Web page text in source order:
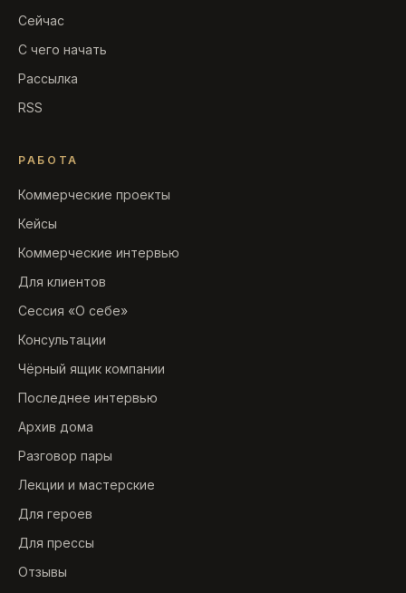
Сейчас
С чего начать
Рассылка
RSS
РАБОТА
Коммерческие проекты
Кейсы
Коммерческие интервью
Для клиентов
Сессия «О себе»
Консультации
Чёрный ящик компании
Последнее интервью
Архив дома
Разговор пары
Лекции и мастерские
Для героев
Для прессы
Отзывы